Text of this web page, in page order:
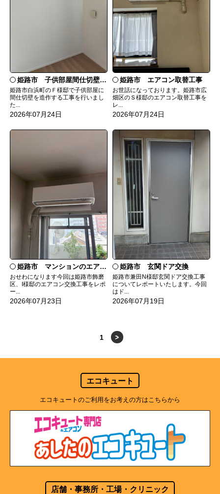
姫路市 子供部屋間仕切壁造作
姫路市白浜町のＦ様邸で子供部屋に
間仕切壁を造作する工事を行いまし
た...
2026年07月24日
姫路市 エアコン取替工事
お世話になっております。姫路市広
畑区のＳ様邸のエアコン取替工事を
レ...
2026年07月24日
姫路市 マンションのエアコンをダイキンRXへ交換
おせわになります今回は姫路市飾磨
区、I様邸のエアコン交換工事をレポ
ー...
2026年07月23日
姫路市 玄関ドア交換
姫路市兼田N様邸玄関ドア交換工事
についてレポートいたします。今回
はド...
2026年07月19日
1 >
エコキュート
エコキュートのご利用をお考えの方はこちらから
店舗・事務所・工場・クリニック